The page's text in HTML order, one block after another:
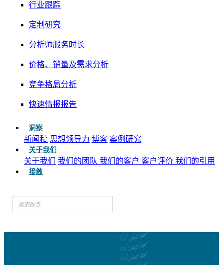
行业跟踪
定制研究
分析师服务时长
价格、销量及需求分析
竞争格局分析
快速情报报告
洞察
新闻稿 思想领导力 博客 案例研究
关于我们
关于我们 我们的团队 我们的客户 客户评价 我们的引用
接触